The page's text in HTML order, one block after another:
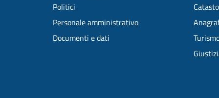
Politici
Personale amministrativo
Documenti e dati